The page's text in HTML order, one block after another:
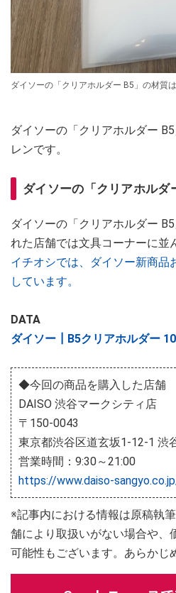
ダイソーの「クリアホルダー B5」の材質
ダイソーの「クリアホルダー
レンです。
ダイソーの「クリアホルダ
ダイソーの「クリアホルダー
れた店舗では文具コーナーに並
イチオシでは、ダイソー新商品
しています。
DATA
ダイソー┃B5クリアホルダー
◆今回の商品を購入した店舗
DAISO 渋谷マークシティ店
〒150-0043
東京都渋谷区道玄坂1-12-1 渋
営業時間：9:30～21:00
https://www.daiso-
※記事内における情報は原稿執
舗により取扱いがない場合や、
可能性もございます。あらかじ